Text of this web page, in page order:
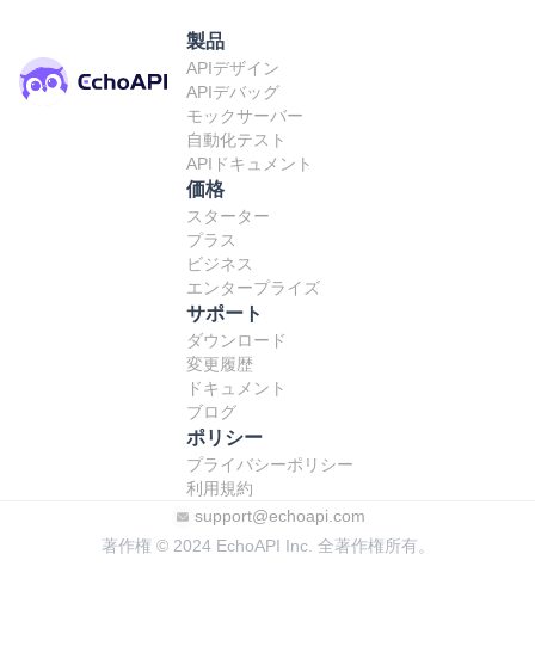
製品
APIデザイン
APIデバッグ
モックサーバー
自動化テスト
APIドキュメント
価格
スターター
プラス
ビジネス
エンタープライズ
サポート
ダウンロード
変更履歴
ドキュメント
ブログ
ポリシー
プライバシーポリシー
利用規約
support@echoapi.com
著作権 © 2024 EchoAPI Inc. 全著作権所有。